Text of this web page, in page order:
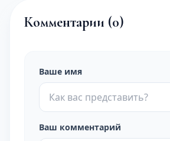
Комментарии (0)
Ваше имя
Ваш комментарий